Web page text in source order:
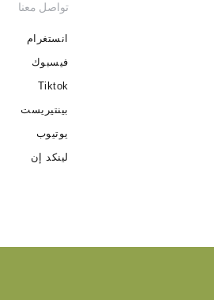
تواصل معنا
انستغرام
فيسبوك
Tiktok
بينتيريست
يوتيوب
لينكد إن